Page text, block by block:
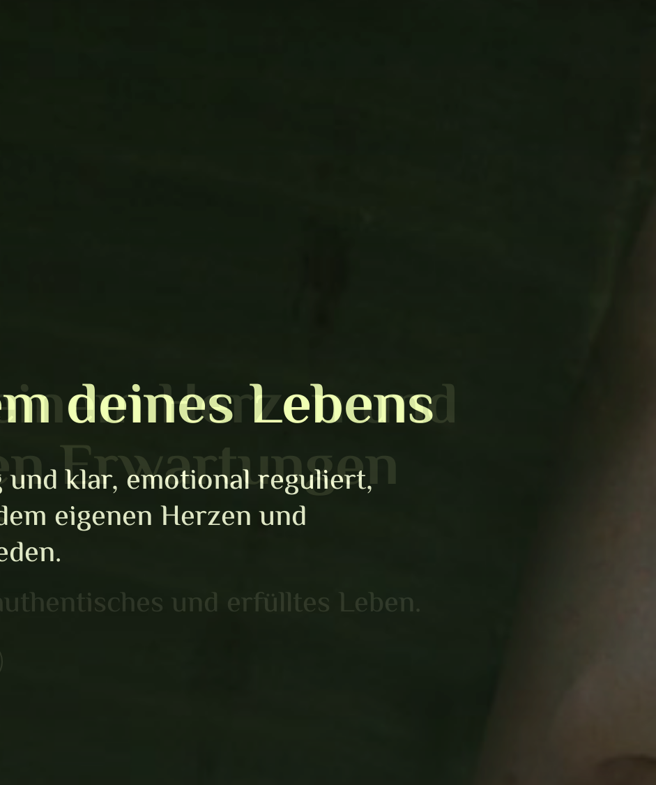
Herzen und
Erwartungen
und erfülltes Leben.